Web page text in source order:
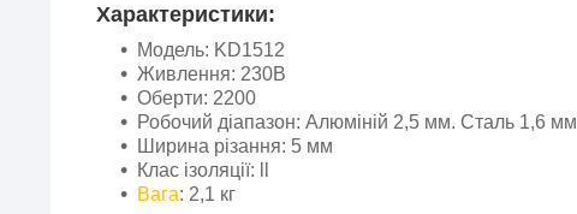
Характеристики:
Модель: KD1512
Живлення: 230В
Оберти: 2200
Робочий діапазон: Алюміній 2,5 мм. Сталь 1,6 мм
Ширина різання: 5 мм
Клас ізоляції: ll
Вага: 2,1 кг